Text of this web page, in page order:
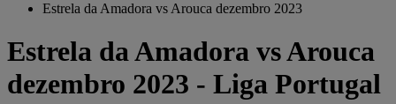
Estrela da Amadora vs Arouca dezembro 2023
Estrela da Amadora vs Arouca
dezembro 2023 - Liga Portugal